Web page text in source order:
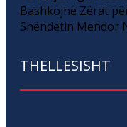
Bashkojnë Zërat
Shëndetin Mendor
THELLESISHT